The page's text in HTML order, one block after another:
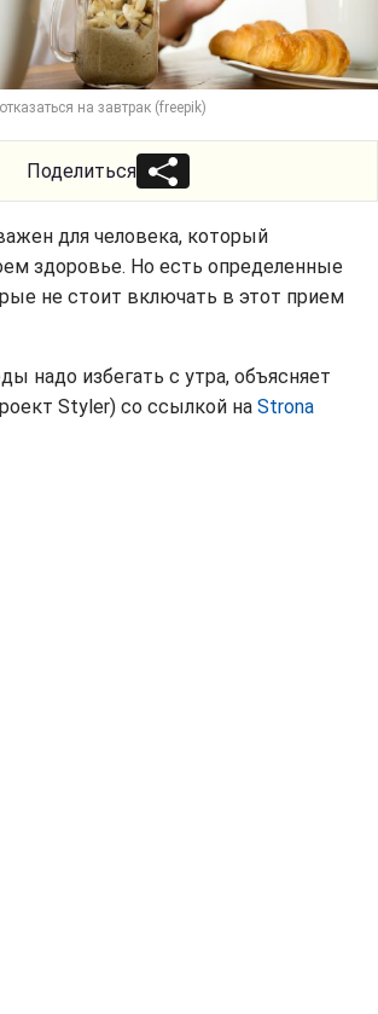
на завтрак (freepik)
Поделиться
для человека, который
здоровье. Но есть определенные
не стоит включать в этот прием
надо избегать с утра, объясняет
Styler) со ссылкой на Strona